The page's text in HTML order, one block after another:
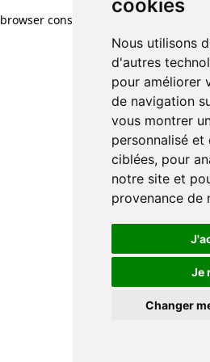
cookies
Nous utilisons
d'autres
pour améliorer
de navigation
vous montrer
personnalisé
ciblées, pour
notre site et
provenance de
Je
Changer
browser console for more information)